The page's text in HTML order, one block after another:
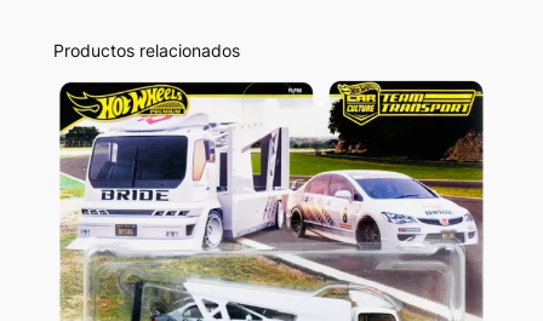
Productos relacionados